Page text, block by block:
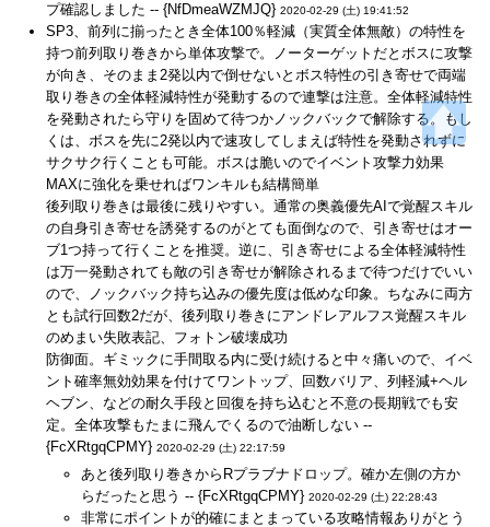
プ確認しました -- {NfDmeaWZMJQ} 2020-02-29 (土) 19:41:52
SP3、前列に揃ったとき全体100％軽減（実質全体無敵）の特性を
持つ前列取り巻きから単体攻撃で。ノーターゲットだとボスに攻撃
が向き、そのまま2発以内で倒せないとボス特性の引き寄せで両端
取り巻きの全体軽減特性が発動するので連撃は注意。全体軽減特性
を発動されたら守りを固めて待つかノックバックで解除する。もし
くは、ボスを先に2発以内で速攻してしまえば特性を発動されずに
サクサク行くことも可能。ボスは脆いのでイベント攻撃力効果
MAXに強化を乗せればワンキルも結構簡単
後列取り巻きは最後に残りやすい。通常の奥義優先AIで覚醒スキル
の自身引き寄せを誘発するのがとても面倒なので、引き寄せはオー
ブ1つ持って行くことを推奨。逆に、引き寄せによる全体軽減特性
は万一発動されても敵の引き寄せが解除されるまで待つだけでいい
ので、ノックバック持ち込みの優先度は低めな印象。ちなみに両方
とも試行回数2だが、後列取り巻きにアンドレアルフス覚醒スキル
のめまい失敗表記、フォトン破壊成功
防御面。ギミックに手間取る内に受け続けると中々痛いので、イベ
ント確率無効効果を付けてワントップ、回数バリア、列軽減+ヘル
ヘブン、などの耐久手段と回復を持ち込むと不意の長期戦でも安
定。全体攻撃もたまに飛んでくるので油断しない --
{FcXRtgqCPMY} 2020-02-29 (土) 22:17:59
あと後列取り巻きからRプラブナドロップ。確か左側の方か
らだったと思う -- {FcXRtgqCPMY} 2020-02-29 (土) 22:28:43
非常にポイントが的確にまとまっている攻略情報ありがとう